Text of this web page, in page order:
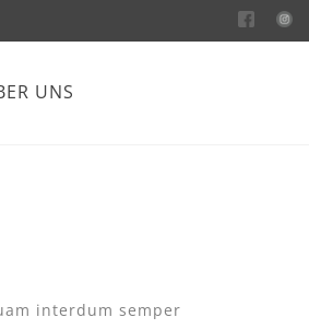
UNS
interdum semper